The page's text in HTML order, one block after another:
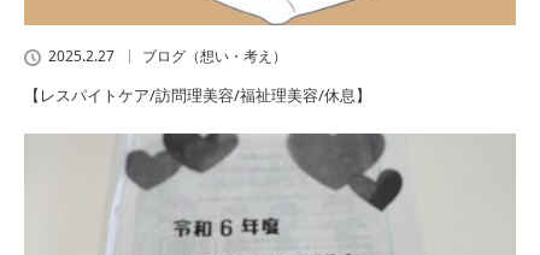
2025.2.27 ブログ（想い・考え）
【レスパイトケア/訪問理美容/福祉理美容/休息】